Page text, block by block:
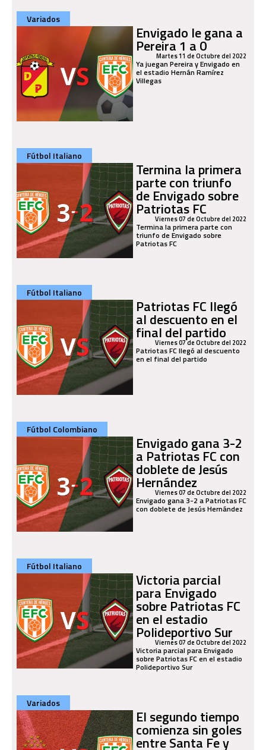
Variados
Envigado le gana a
Pereira 1 a 0
Martes 11 de Octubre del 2022
Ya juegan Pereira y Envigado en
el estadio Hernán Ramírez
Villegas
Fútbol Italiano
Termina la primera
parte con triunfo
de Envigado sobre
Patriotas FC
Viernes 07 de Octubre del 2022
Termina la primera parte con
triunfo de Envigado sobre
Patriotas FC
Fútbol Italiano
Patriotas FC llegó
al descuento en el
final del partido
Viernes 07 de Octubre del 2022
Patriotas FC llegó al descuento
en el final del partido
Fútbol Colombiano
Envigado gana 3-2
a Patriotas FC con
doblete de Jesús
Hernández
Viernes 07 de Octubre del 2022
Envigado gana 3-2 a Patriotas FC
con doblete de Jesús Hernández
Fútbol Italiano
Victoria parcial
para Envigado
sobre Patriotas FC
en el estadio
Polideportivo Sur
Viernes 07 de Octubre del 2022
Victoria parcial para Envigado
sobre Patriotas FC en el estadio
Polideportivo Sur
Variados
El segundo tiempo
comienza sin goles
entre Santa Fe y